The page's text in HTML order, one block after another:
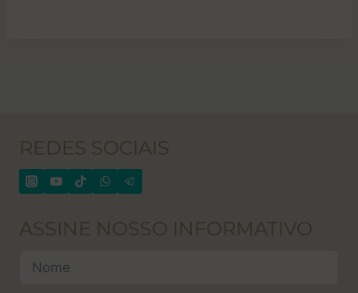
REDES SOCIAIS
ASSINE NOSSO INFORMATIVO